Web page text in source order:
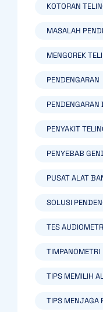
KOTORAN
MASALAH
MENGOREK
PENDENGARAN
PENDENGARAN
PENYAKIT
PENYEBAB
PUSAT ALAT
SOLUSI
TES
TIMPANOMETRI
TIPS MEMILIH
TIPS MENJAGA